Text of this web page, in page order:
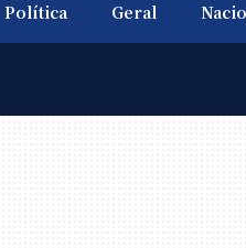
Política Geral